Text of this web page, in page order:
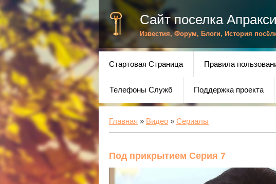
Сайт поселка
Известия, Форум, Блоги, История
Стартовая Страница Правила
Телефоны Служб Поддержка проекта
Главная » Видео » Сериалы
Под прикрытием Серия 7